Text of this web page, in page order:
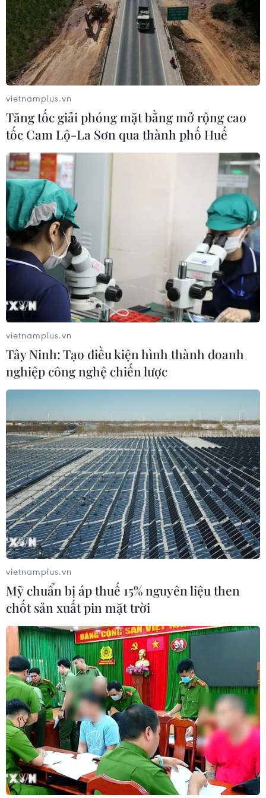
Chủ tịch Quốc hội kiêm Chủ tịch Hạ
viện Vương quốc Thái Lan sẽ thăm
chính thức Việt Nam
03/08/2026 11:26
Tác phẩm điện ảnh “Mưa đỏ” và
hành trình gắn kết chiến lược Việt-
Lào
03/08/2026 07:23
ASEAN thúc đẩy xây dựng cơ chế dự
trữ dầu mỏ khu vực
03/08/2026 04:28
Indonesia: Phà chở 271 người bốc
cháy trên Biển Java, 41 người mất tích
Lễ thượng cờ kỷ niệm 59 năm Ngày
31/07/2026 04:04
Xem thêm
CƠ QUAN CHỦ QUẢN: THÔNG TẤN XÃ VIỆT NAM
Tổng Biên tập: TRẦN TIẾN DUẨN
Phó Tổng Biên tập: NGUYỄN THỊ TÁM, KHÚC THANH
THỦY
Sở hữu trí tuệ
Quy định sử dụng
RSS
Hỗ trợ
Ngôn ngữ
TTXVN
Dịch vụ tin
Quảng cáo
Liên hệ
Giấy phép số: 1374/GP-BTTTT do Bộ Thông tin và Truyền thông
vietnamplus.vn
Tăng tốc giải phóng mặt bằng mở rộng cao
tốc Cam Lộ-La Sơn qua thành phố Huế
vietnamplus.vn
Tây Ninh: Tạo điều kiện hình thành doanh
nghiệp công nghệ chiến lược
vietnamplus.vn
Mỹ chuẩn bị áp thuế 15% nguyên liệu then
chốt sản xuất pin mặt trời